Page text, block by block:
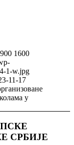
900 1600
1-w.jpg
11-17
у
СРБИЈЕ